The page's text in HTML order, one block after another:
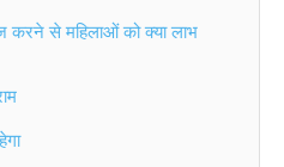
करने से महिलाओं को क्या लाभ